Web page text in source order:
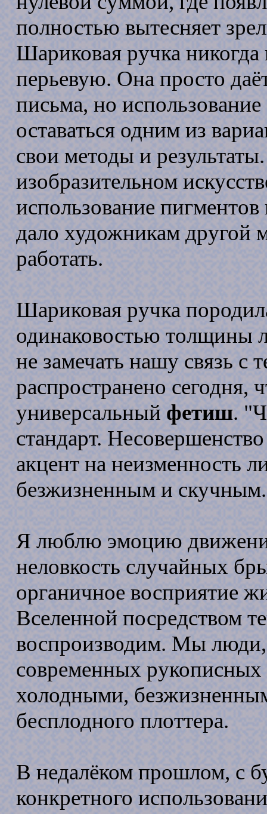
полностью вытесняет
Шариковая ручка
перьевую. Она просто
письма, но
оставаться одним из
свои методы и
изобразительном
использование
дало художникам другой
работать.
Шариковая ручка
одинаковостью толщины
не замечать нашу связь с
распространено сегодня,
универсальный фетиш.
стандарт.
акцент на неизменность
безжизненным и скучным.
Я люблю эмоцию
неловкость случайных
органичное восприятие
Вселенной посредством
воспроизводим. Мы
современных рукописных
холодными,
бесплодного плоттера.
В недалёком прошлом, с
конкретного